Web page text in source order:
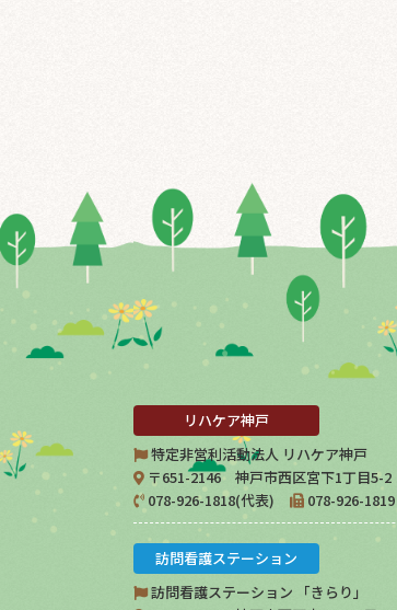
リハケア神戸
特定非営利活動法人 リハケア神戸
〒651-2146 神戸市西区宮下1丁目5-2
078-926-1818(代表)
078-926-1819
訪問看護ステーション
訪問看護ステーション 「きらり」